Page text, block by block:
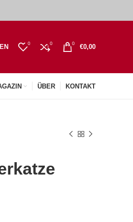
0 0 0 €0,00
ÜBER KONTAKT